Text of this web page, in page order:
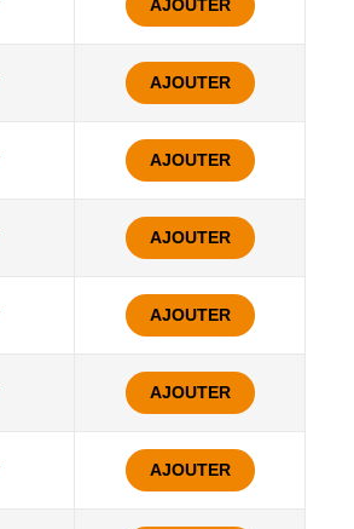
AJOUTER
AJOUTER
AJOUTER
AJOUTER
AJOUTER
AJOUTER
AJOUTER